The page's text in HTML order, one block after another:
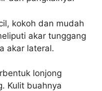
kokoh dan mudah
akar tunggang
akar lateral.
lonjong
Kulit buahnya